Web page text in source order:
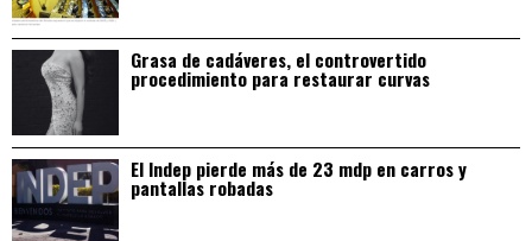
Grasa de cadáveres, el controvertido
procedimiento para restaurar curvas
El Indep pierde más de 23 mdp en carros y
pantallas robadas